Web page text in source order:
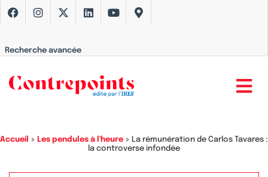
Recherche avancée
Accueil > Les pendules à l'heure > La rémunération de Carlos Tavares :
la controverse infondée